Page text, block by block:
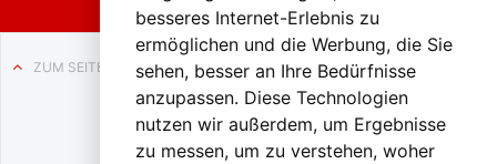
besseres Internet-Erlebnis zu
ermöglichen und die Werbung, die Sie
sehen, besser an Ihre Bedürfnisse
anzupassen. Diese Technologien
nutzen wir außerdem, um Ergebnisse
zu messen, um zu verstehen, woher
ZUM SEITENANFANG
Auf BLO24.at werben?
+43 (0)664 2226600